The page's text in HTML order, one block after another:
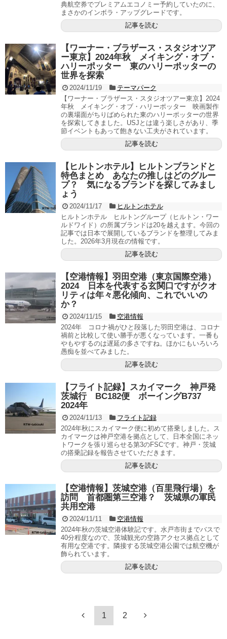
典航空券でプレミアムエコノミー予約していたのに、
まさかのインボラ・アップグレードです。
記事を読む
【ワーナー・ブラザース・スタジオツア
ー東京】2024年秋 メイキング・オブ・
ハリーポッター 東のハリーポッターの
世界を探索
2024/11/19
テーマパーク
【ワーナー・ブラザース・スタジオツアー東京】2024
年秋 メイキング・オブ・ハリーポッター 映画製作
の裏場面がちりばめられた東のハリーポッターの世界
を探索してきました。USJとは違う楽しさがあり、季
節イベントもあって飽きない工夫がされています。
記事を読む
【ヒルトンホテル】ヒルトンブランドと
特色まとめ あなたの推しはどのグルー
プ？ 気になるブランドを探してみまし
ょう
2024/11/17
ヒルトンホテル
ヒルトンホテル ヒルトングループ（ヒルトン・ワー
ルドワイド）の所属ブランドは20を越えます。今回の
記事では日本で展開しているブランドを整理してみま
した。2026年3月現在の情報です。
記事を読む
【空港情報】羽田空港（東京国際空港）
2024 日本を代表する玄関口ですがクオ
リティは年々悪化傾向、これでいいの
か？
2024/11/15
空港情報
2024年 コロナ禍がひと段落した羽田空港は、コロナ
禍前と比較して使い勝手が悪くなっています。一番も
やもやするのは遅延の多さですね。ほかにもいろいろ
愚痴を並べてみました。
記事を読む
【フライト記録】スカイマーク 神戸発
茨城行 BC182便 ボーイングB737
2024年
2024/11/13
フライト記録
2024年秋にスカイマーク便に初めて搭乗しました。ス
カイマークは神戸空港を拠点として、日本全国にネッ
トワークを張り巡らせる第3のFSCです。神戸・茨城
の搭乗記録を報告させていただきます。
記事を読む
【空港情報】茨城空港（百里飛行場）を
訪問 首都圏第三空港？ 茨城県の軍民
共用空港
2024/11/11
空港情報
2024年秋の茨城空港体験記です。水戸市街までバスで
40分程度なので、茨城観光の空路アクセス拠点として
有用な空港です。隣接する茨城空港公園では航空機が
飾られています。
記事を読む
1 2